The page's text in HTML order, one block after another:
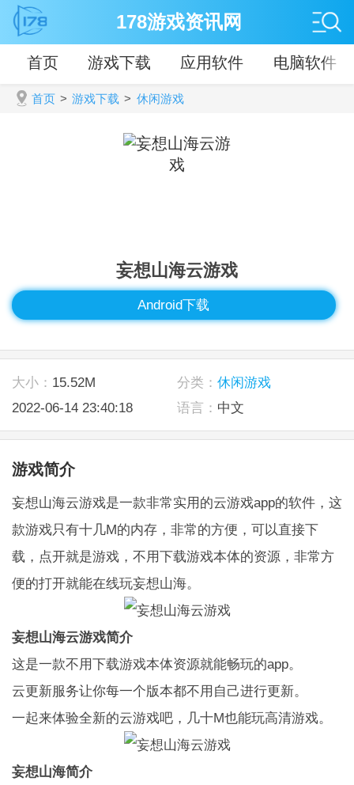
178游戏资讯网
首页 游戏下载 应用软件 电脑软件
首页 > 游戏下载 > 休闲游戏
妄想山海云游戏
Android下载
大小： 15.52M 分类： 休闲游戏
2022-06-14 23:40:18
语言： 中文
游戏简介
妄想山海云游戏是一款非常实用的云游戏app的软件，这
款游戏只有十几M的内存，非常的方便，可以直接下
载，点开就是游戏，不用下载游戏本体的资源，非常方
便的打开就能在线玩妄想山海。
妄想山海云游戏简介
这是一款不用下载游戏本体资源就能畅玩的app。
云更新服务让你每一个版本都不用自己进行更新。
一起来体验全新的云游戏吧，几十M也能玩高清游戏。
妄想山海简介